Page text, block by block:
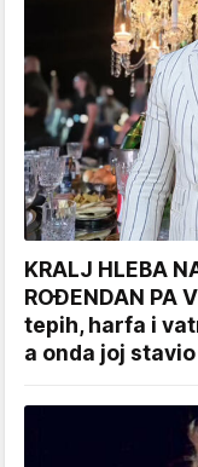
KRALJ HLEBA
ROĐENDAN PA
tepih, harfa i
a onda joj